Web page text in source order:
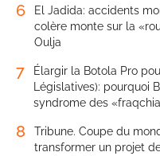
6
El Jadida: accidents
colère monte sur la
Oulja
7
Élargir la Botola Pro
Législatives): pourquoi
syndrome des
8
Tribune. Coupe du
transformer un projet